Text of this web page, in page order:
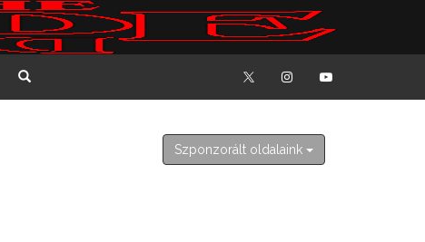
2026. augusztus 7. péntek
Ibolya
Szponzorált oldalaink